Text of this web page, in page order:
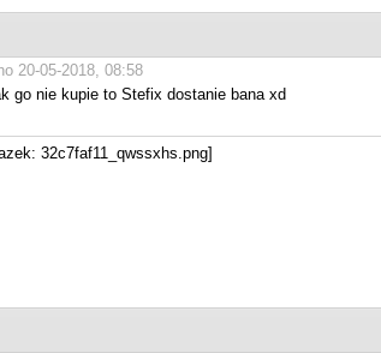
20-05-2018, 08:58
go nie kupie to Stefix dostanie bana xd